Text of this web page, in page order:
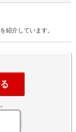
紹介しています。